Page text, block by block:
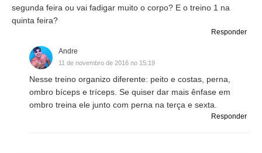
segunda feira ou vai fadigar muito o corpo? E o treino 1 na
quinta feira?
Responder
Andre
11 de novembro de 2016 no 15:19
Nesse treino organizo diferente: peito e costas, perna,
ombro bíceps e tríceps. Se quiser dar mais ênfase em
ombro treina ele junto com perna na terça e sexta.
Responder